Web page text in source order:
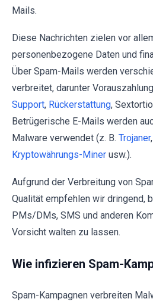
Mails.
Diese Nachrichten zielen vor
personenbezogene Daten und
Über Spam-Mails werden
verbreitet, darunter
Support, Rückerstattung,
Betrügerische E-Mails werden
Malware verwendet (z. B. Trojaner,
Kryptowährungs-Miner usw.).
Aufgrund der Verbreitung von
Qualität empfehlen wir dringend,
PMs/DMs, SMS und anderen
Vorsicht walten zu lassen.
Wie infizieren Spam-
Spam-Kampagnen verbreiten